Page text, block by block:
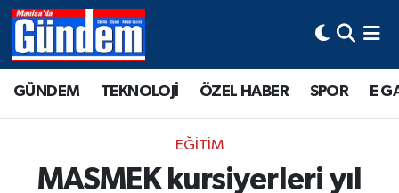
GÜNDEM TEKNOLOJİ ÖZEL HABER SPOR E
EĞİTİM
MASMEK kursiyerleri yıl
Manisa Hava Durumu